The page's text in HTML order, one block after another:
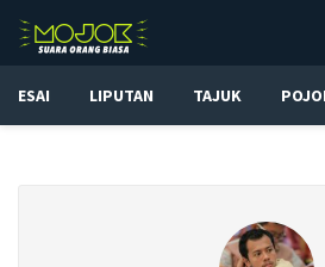
ESAI LIPUTAN TAJUK